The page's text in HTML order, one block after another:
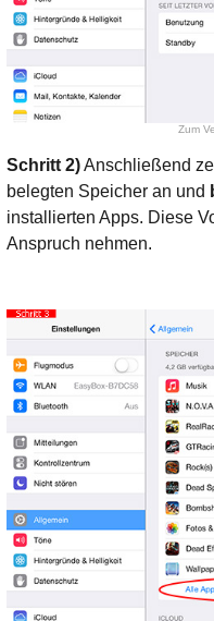
Zum
Schritt 2)Anschließend
belegten Speicher an und
installierten Apps. Diese
Anspruch nehmen.